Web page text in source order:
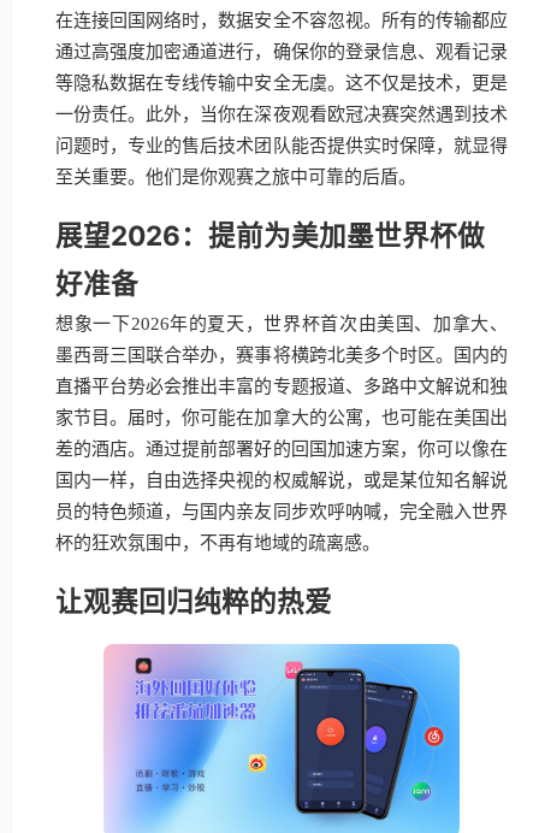
在连接回国网络时，数据安全不容忽视。所有的传输都应
通过高强度加密通道进行，确保你的登录信息、观看记录
等隐私数据在专线传输中安全无虞。这不仅是技术，更是
一份责任。此外，当你在深夜观看欧冠决赛突然遇到技术
问题时，专业的售后技术团队能否提供实时保障，就显得
至关重要。他们是你观赛之旅中可靠的后盾。
展望2026：提前为美加墨世界杯做
好准备
想象一下2026年的夏天，世界杯首次由美国、加拿大、
墨西哥三国联合举办，赛事将横跨北美多个时区。国内的
直播平台势必会推出丰富的专题报道、多路中文解说和独
家节目。届时，你可能在加拿大的公寓，也可能在美国出
差的酒店。通过提前部署好的回国加速方案，你可以像在
国内一样，自由选择央视的权威解说，或是某位知名解说
员的特色频道，与国内亲友同步欢呼呐喊，完全融入世界
杯的狂欢氛围中，不再有地域的疏离感。
让观赛回归纯粹的热爱